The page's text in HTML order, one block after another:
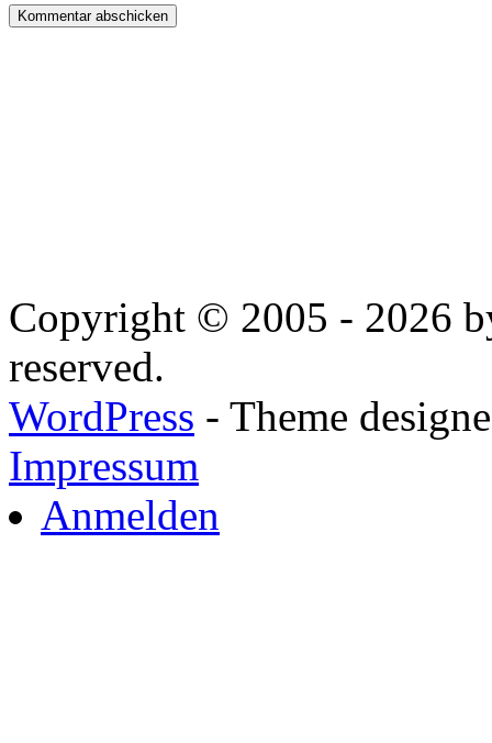
Copyright © 2005 - 2026
reserved.
WordPress - Theme
Impressum
Anmelden